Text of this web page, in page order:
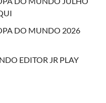
DO MUNDO 2026
EDITOR JR PLAY